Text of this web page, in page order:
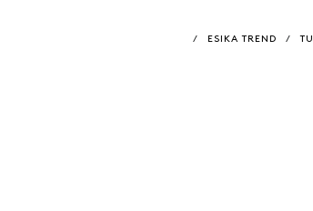
/ ESIKA TREND /